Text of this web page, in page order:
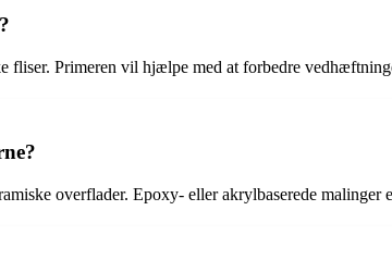
fliser. Primeren vil hjælpe med at forbedre
overflader. Epoxy- eller akrylbaserede malinger